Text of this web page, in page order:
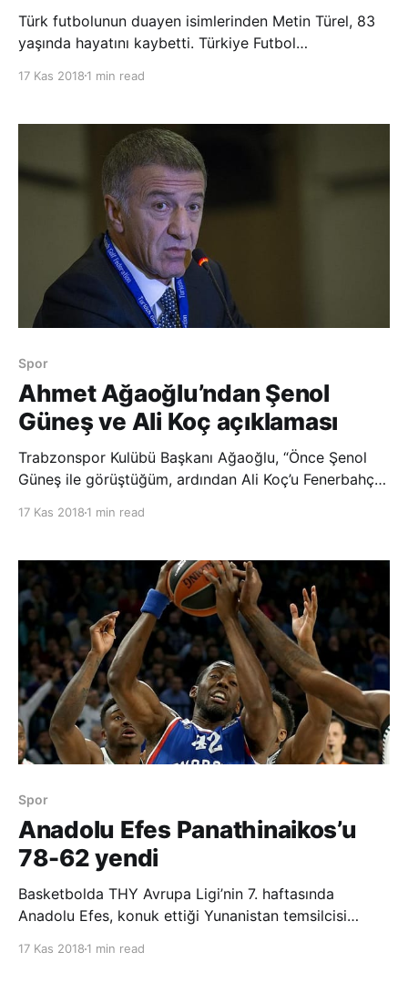
Türk futbolunun duayen isimlerinden Metin Türel, 83
yaşında hayatını kaybetti. Türkiye Futbol
kaldırıldığı hastanede yaşamını yitirdiği belirtildi.
öğrenmiş bulunuyoruz. Merhum Metin
17 Kas 2018 1 min read
Spor
Ahmet Ağaoğlu’ndan Şenol
Güneş ve Ali Koç açıklaması
Trabzonspor Kulübü Başkanı Ağaoğlu, “Önce Şenol
Güneş ile görüştüğüm, ardından Ali Koç’u Fenerbahçe
Ağaoğlu, teknik adamlık konusu
17 Kas 2018 1 min read
Spor
Anadolu Efes Panathinaikos’u
78-62 yendi
Basketbolda THY Avrupa Ligi’nin 7. haftasında
Anadolu Efes, konuk ettiği Yunanistan temsilcisi
17 Kas 2018 1 min read